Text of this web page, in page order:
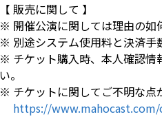
【 販売に関して 】
※ 開催公演に関しては理由の如
※ 別途システム使用料と決済手
※ チケット購入時、本人確認情
い。
※ チケットに関してご不明な点
https://